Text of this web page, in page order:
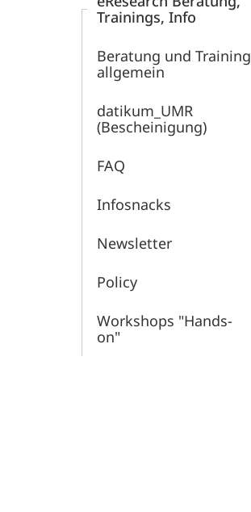
Forschung
Trainings, Info
Beratung und Training
allgemein
datikum_UMR
(Bescheinigung)
FAQ
Infosnacks
Newsletter
Policy
Workshops "Hands-
on"